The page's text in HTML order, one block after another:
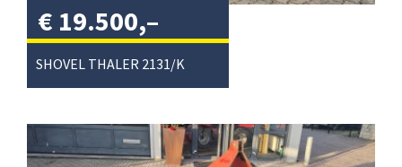
SHOVEL THALER 2131/K
€ 19.500,–
excl. btw/